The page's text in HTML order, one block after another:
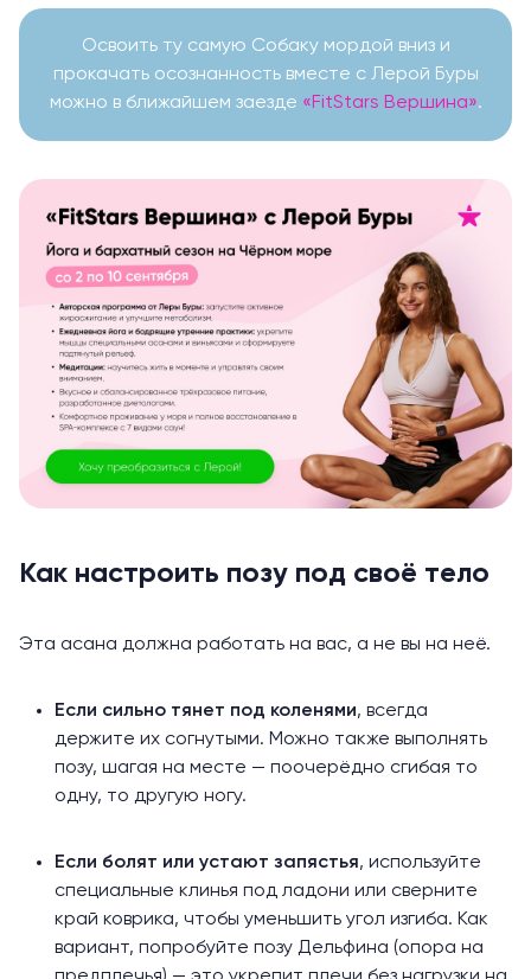
Освоить ту самую Собаку мордой вниз и
прокачать осознанность вместе с Лерой Буры
можно в ближайшем заезде «FitStars Вершина».
Как настроить позу под своё тело
Эта асана должна работать на вас, а не вы на неё.
Если сильно тянет под коленями, всегда
держите их согнутыми. Можно также выполнять
позу, шагая на месте — поочерёдно сгибая то
одну, то другую ногу.
Если болят или устают запястья, используйте
специальные клинья под ладони или сверните
край коврика, чтобы уменьшить угол изгиба. Как
вариант, попробуйте позу Дельфина (опора на